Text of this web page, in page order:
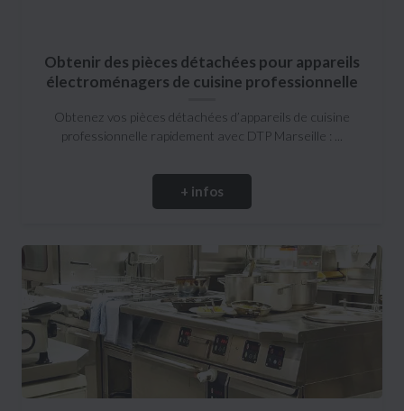
Obtenir des pièces détachées pour appareils
électroménagers de cuisine professionnelle
Obtenez vos pièces détachées d’appareils de cuisine
professionnelle rapidement avec DTP Marseille : ...
+ infos